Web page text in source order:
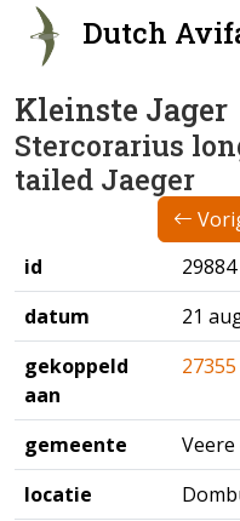
Dutch
Kleinste Jager
Stercorarius
tailed Jaeger
id
29884
datum
21
gekoppeld
aan
27355
gemeente
Veere
locatie